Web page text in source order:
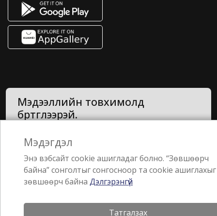
Мэдээллийн товхимолд
бүртгүүлээрэй.
Мэдэгдэл
Энэ вэбсайт cookie ашигладаг болно. “Зөвшөөрч
байна” сонголтыг сонгосноор та cookie ашиглахыг
зөвшөөрч байна Дэлгэрэнгүй
Татгалзах